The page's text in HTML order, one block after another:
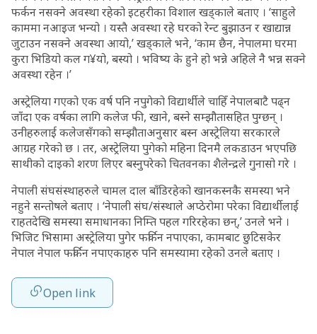
फर्कन नसक्ने अवस्था रहेको इटहरीका विशाल खड्काले बताए । ‘साहुले
काममा नआइज भन्यो । यस्तै अवस्था रहे घरको रेन्ट बुझाउन र खाद्यान्न
जुटाउन नसक्ने अवस्था आयो,’ खड्काले भने, ‘काम छैन, नेपालमा घरमा
कुरा भिडियो कल ग¥यो, बस्यो । भविष्य के हुने हो भन्ने अहिले नै भन्न सक्ने
अवस्था रहेन ।’
अस्ट्रेलिया गएको एक वर्ष पनि नपुगेको विद्यार्थीले चाहिँ नेपालबाटै पढ्न
जाँदा एक वर्षका लागि कलेज फी, खाने, बस्ने सम्झौतासहित पुग्छन् ।
उनीहरुलाई कलेजसँगको सम्झौताअनुसार बस्न अस्ट्रेलिया सरकारले
आग्रह गरेको छ । तर, अस्ट्रेलिया पुगेको महिना दिनमै लकडाउन भएपछि
साथीको दाइको शरण लिएर बस्नुपरेको चितवनका शैलेन्द्रले गुनासो गरे ।
नेपाली संघसंस्थाहरुले चामल दाल बाँडिरहेको खानकस्नकै समस्या भने
नहुने सन्तोषले बताए । ‘नेपाली संघ/संस्थाले अप्ठेरोमा परेका विद्यार्थीलाई
राहतदेखि समस्या समाधानका निम्ति पहल गरिरहेका छन्,’ उनले भने ।
भिजिट भिसामा अस्ट्रेलिया पुगेर फर्किन नपाएका, कामबाट छुटिसकेर
नेपाल नेपाल फर्किन नपाएकाहरु पनि समस्यामा रहेको उनले बताए ।
Open link